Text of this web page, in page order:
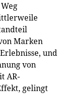
Marken
und
von
AR-
gelingt